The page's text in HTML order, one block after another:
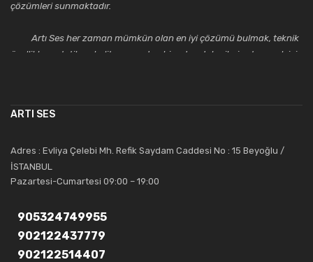
çözümleri sunmaktadır.
Artı Ses her zaman mümkün olan en iyi çözümü bulmak, teknik
özellikler, estetik ve kalite açısından bir adım daha ileriye taşımak için
saygıdeğer yerini kazanmıştır.
Artı Ses, güler yüzü ve deneyimi ile bu gün ve gelecekte
güvenebileceğiniz bir tercihtir.
ARTI SES
Adres : Evliya Çelebi Mh. Refik Saydam Caddesi No : 15 Beyoğlu /
İSTANBUL
Pazartesi-Cumartesi 09:00 – 19:00
905324749955
902122437779
902122514407